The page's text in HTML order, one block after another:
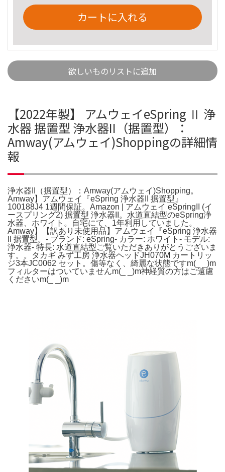
カートに入れる
欲しいものリストに追加
【2022年製】 アムウェイeSpring Ⅱ 浄
水器 据置型 浄水器II（据置型）：
Amway(アムウェイ)Shoppingの詳細情
報
浄水器II（据置型）：Amway(アムウェイ)Shopping。
Amway】アムウェイ『eSpring 浄水器II 据置型』
100188J4 1週間保証。Amazon | アムウェイ eSpringII (イ
ースプリング2) 据置型 浄水器II。水道直結型のeSpring浄
水器、ホワイト。自宅にて、1年利用していました。
Amway】【訳あり未使用品】アムウェイ『eSpring 浄水器
II 据置型。- ブランド: eSpring- カラー: ホワイト- モデル:
浄水器- 特長: 水道直結型ご覧いただきありがとうございま
す。。タカギ みず工房 浄水器ヘッドJH070M カートリッ
ジ3本JC0062 セット。傷等なく、綺麗な状態ですm(_ _)m
フィルターはついていませんm(_ _)m神経質の方はご遠慮
くださいm(_ _)m